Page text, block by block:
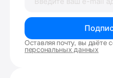
Оставляя почту, вы даёте
персональных данных